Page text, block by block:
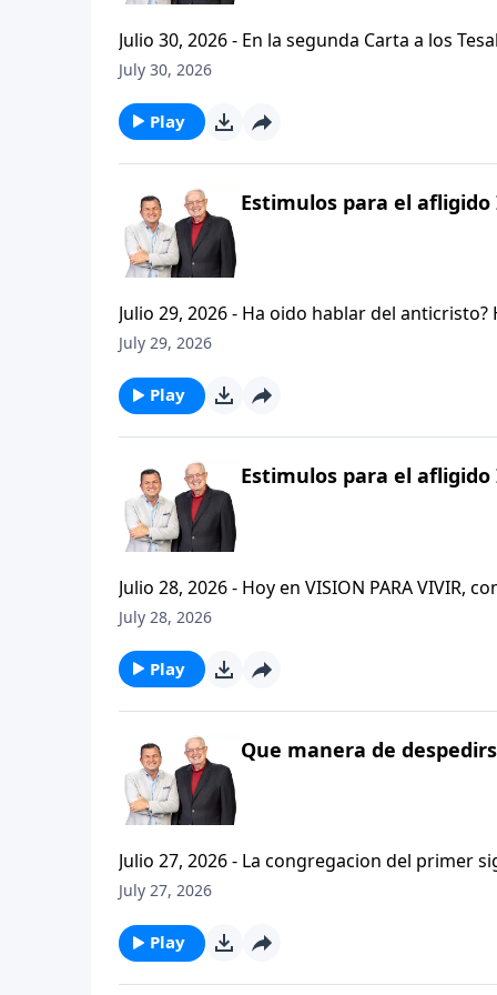
Julio 30, 2026 - En la segunda Carta a los
permanezcan firmes y aferrados a las
del mensaje que comenzamos hace un par
July 30, 2026
Play
Estimulos para el
Julio 29, 2026 - Ha oido hablar del
que se refiere la Biblia cuando usa la palabra
capitulo de 2 Tesalonicenses y escuchemos
AFLIGIDO.
July 29, 2026
Play
Estimulos para el afligido
Julio 28, 2026 - Hoy en VISION PARA
CRISTIANISMO FIRME: UN ESTUDIO DE 2
el pastor Carlos A. Zazueta titulo: "ESTIMULOS
July 28, 2026
Play
Que manera de
Julio 27, 2026 - La congregacion del primer
interpersonales cristianas y genuinas. Se afirmaban mutuamente. Daban cuentas de si mismos unos con
que significa desarrollar relaciones
July 27, 2026
Play